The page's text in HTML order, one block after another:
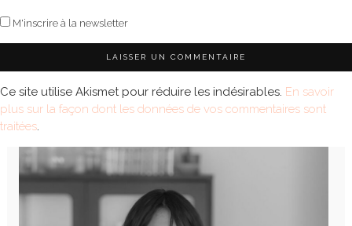
M'inscrire à la newsletter
Ce site utilise Akismet pour réduire les indésirables. En savoir
plus sur la façon dont les données de vos commentaires sont
traitées.